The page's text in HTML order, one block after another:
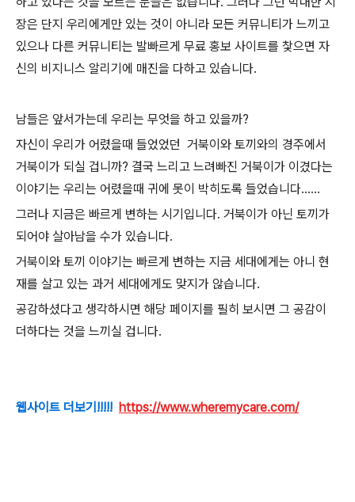
장은 단지 우리에게만 있는 것이 아니라 모든 커뮤니티가 느끼고
있으나 다른 커뮤니티는 발빠르게 무료 홍보 사이트를 찿으면 자
신의 비지니스 알리기에 매진을 다하고 있습니다.
남들은 앞서가는데 우리는 무엇을 하고 있을까?
자신이 우리가 어렸을때 들었었던 거북이와 토끼와의 경주에서
거북이가 되실 겁니까? 결국 느리고 느려빠진 거북이가 이겼다는
이야기는 우리는 어렸을때 귀에 못이 박히도록 들었습니다......
그러나 지금은 빠르게 변하는 시기입니다. 거북이가 아닌 토끼가
되어야 살아남을 수가 있습니다.
거북이와 토끼 이야기는 빠르게 변하는 지금 세대에게는 아니 현
재를 살고 있는 과거 세대에게도 맞지가 않습니다.
공감하셨다고 생각하시면 해당 페이지를 필히 보시면 그 공감이
더하다는 것을 느끼실 겁니다.
웹사이트 더보기!!!!! https://www.wheremycare.com/